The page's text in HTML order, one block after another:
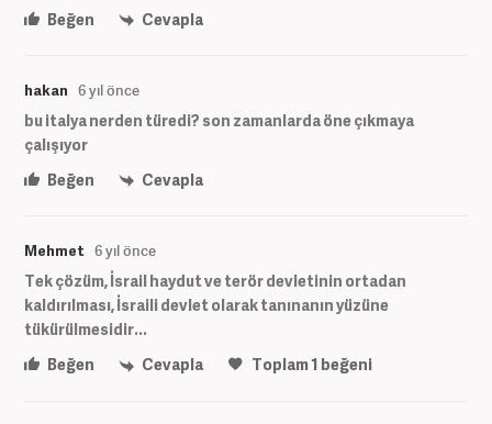
Beğen
Cevapla
hakan 6 yıl önce
bu italya nerden türedi? son zamanlarda öne çıkmaya
çalışıyor
Beğen
Cevapla
Mehmet 6 yıl önce
Tek çözüm, İsrail haydut ve terör devletinin ortadan
kaldırılması, İsraili devlet olarak tanınanın yüzüne
tükürülmesidir...
Beğen
Cevapla Toplam1 beğeni